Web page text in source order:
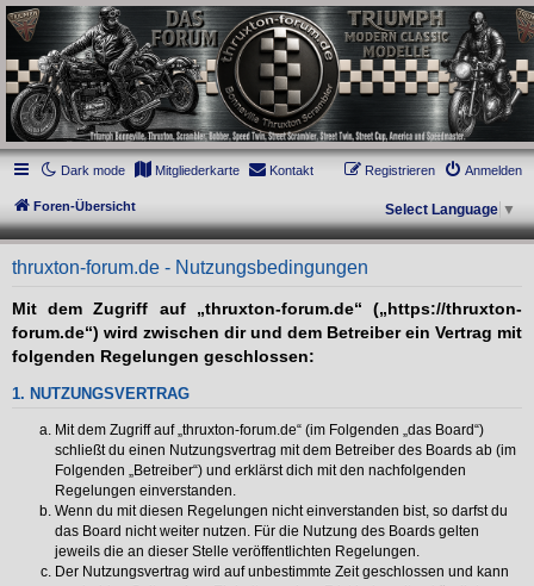
thruxton-forum.de
DAS FORUM! Alles rund um die Triumph Modern Classic Modelle. Das Forum für
die New Bonneville Baureihen ab BJ 2001. Triumph Bonneville, Thruxton,
Scrambler, Bobber, Speed Twin, Street Scrambler, Street Twin, Street Cup, America
und Speedmaster.
Dark mode
Mitgliederkarte Kontakt Anmelden
Registrieren
Foren-Übersicht Select Language ▼
thruxton-forum.de - Nutzungsbedingungen
Mit dem Zugriff auf „thruxton-forum.de“ („https://thruxton-
forum.de“) wird zwischen dir und dem Betreiber ein Vertrag mit
folgenden Regelungen geschlossen:
1. NUTZUNGSVERTRAG
Mit dem Zugriff auf „thruxton-forum.de“ (im Folgenden „das Board“)
schließt du einen Nutzungsvertrag mit dem Betreiber des Boards ab (im
Folgenden „Betreiber“) und erklärst dich mit den nachfolgenden
Regelungen einverstanden.
Wenn du mit diesen Regelungen nicht einverstanden bist, so darfst du
das Board nicht weiter nutzen. Für die Nutzung des Boards gelten
jeweils die an dieser Stelle veröffentlichten Regelungen.
Der Nutzungsvertrag wird auf unbestimmte Zeit geschlossen und kann